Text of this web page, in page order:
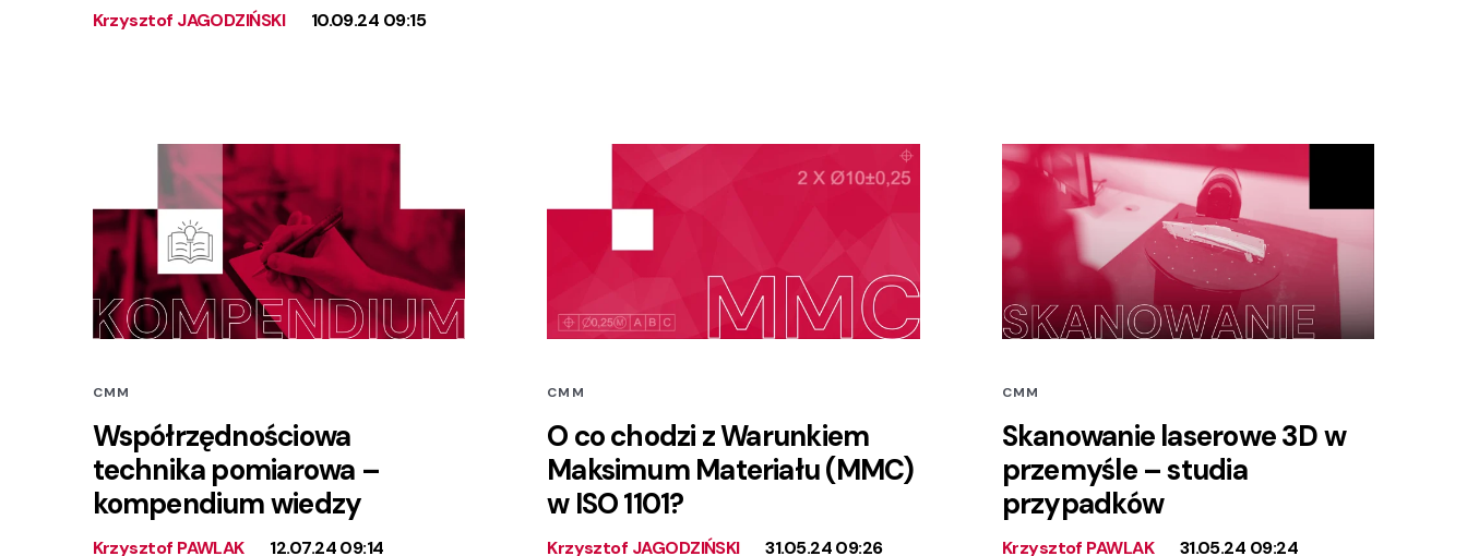
Krzysztof JAGODZIŃSKI 10.09.24 09:15
CMM
Współrzędnościowa
technika pomiarowa –
kompendium wiedzy
Krzysztof PAWLAK 12.07.24 09:14
CMM
O co chodzi z Warunkiem
Maksimum Materiału (MMC)
w ISO 1101?
Krzysztof JAGODZIŃSKI 31.05.24 09:26
CMM
Skanowanie laserowe 3D w
przemyśle – studia
przypadków
Krzysztof PAWLAK 31.05.24 09:24